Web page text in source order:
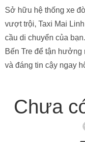
Sở hữu hệ thống xe
vượt trội, Taxi Mai
cầu di chuyển của
Bến Tre để tận
và đáng tin cậy ngay
Chưa